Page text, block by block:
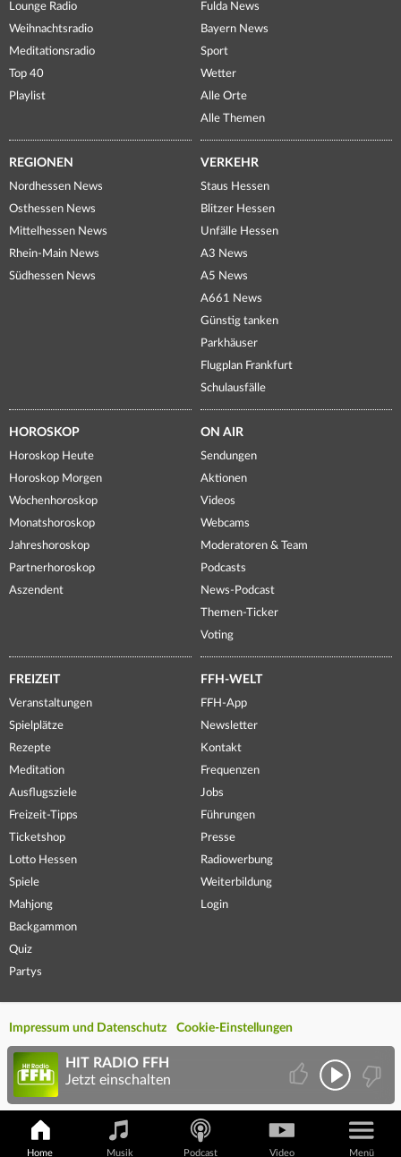
Lounge Radio
Weihnachtsradio
Meditationsradio
Top 40
Playlist
Fulda News
Bayern News
Sport
Wetter
Alle Orte
Alle Themen
REGIONEN
Nordhessen News
Osthessen News
Mittelhessen News
Rhein-Main News
Südhessen News
VERKEHR
Staus Hessen
Blitzer Hessen
Unfälle Hessen
A3 News
A5 News
A661 News
Günstig tanken
Parkhäuser
Flugplan Frankfurt
Schulausfälle
HOROSKOP
Horoskop Heute
Horoskop Morgen
Wochenhoroskop
Monatshoroskop
Jahreshoroskop
Partnerhoroskop
Aszendent
ON AIR
Sendungen
Aktionen
Videos
Webcams
Moderatoren & Team
Podcasts
News-Podcast
Themen-Ticker
Voting
FREIZEIT
Veranstaltungen
Spielplätze
Rezepte
Meditation
Ausflugsziele
Freizeit-Tipps
Ticketshop
Lotto Hessen
Spiele
Mahjong
Backgammon
Quiz
Partys
FFH-WELT
FFH-App
Newsletter
Kontakt
Frequenzen
Jobs
Führungen
Presse
Radiowerbung
Weiterbildung
Login
Impressum und Datenschutz Cookie-Einstellungen
Home Musik Podcast Video Menü
HIT RADIO FFH
Jetzt einschalten